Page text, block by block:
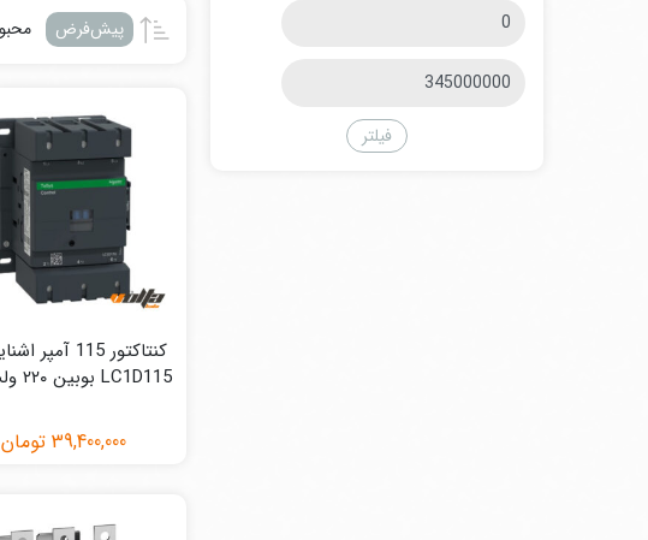
پیش‌فرض
کنتاکتور 115
LC1D115 بوبین ۲۲۰ ولت AC
39,400,000 تومان
فیلتر